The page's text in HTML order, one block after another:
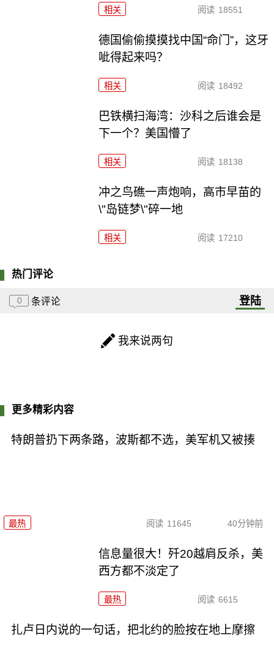
相关 阅读 18551
德国偷偷摸摸找中国“命门”，这牙
呲得起来吗？
相关 阅读 18492
巴铁横扫海湾：沙科之后谁会是
下一个？美国懵了
相关 阅读 18138
冲之鸟礁一声炮响，高市早苗的
\"岛链梦\"碎一地
相关 阅读 17210
热门评论
0 条评论 登陆
我来说两句
更多精彩内容
特朗普扔下两条路，波斯都不选，美军机又被揍
最热 阅读 11645 40分钟前
信息量很大！歼20越肩反杀，美
西方都不淡定了
最热 阅读 6615
扎卢日内说的一句话，把北约的脸按在地上摩擦